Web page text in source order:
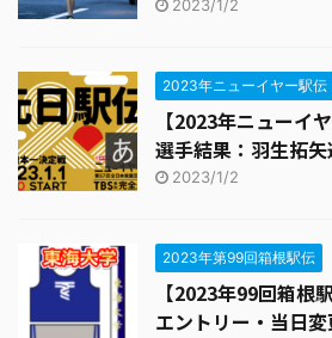
2023/1/2
2023年ニューイヤー駅伝
【2023年ニューイ
選手結果：羽生拓
2023/1/2
2023年第99回箱根駅伝
【2023年99回箱根
エントリー・当日